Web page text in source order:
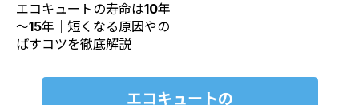
エコキュートの寿命は10年
～15年｜短くなる原因やの
ばすコツを徹底解説
エコキュートの